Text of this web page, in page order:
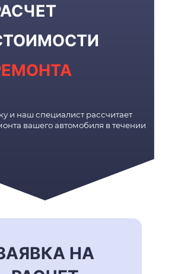
и наш специалист рассчитает
вашего автомобиля в течении
НА